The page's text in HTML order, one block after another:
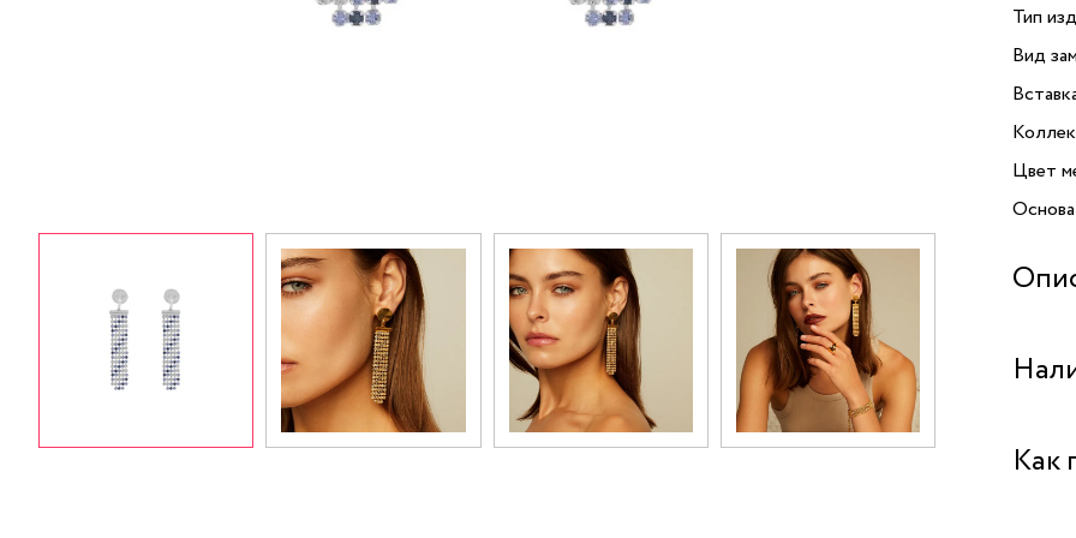
Тип
Вид
Цвет
Бутик
Как